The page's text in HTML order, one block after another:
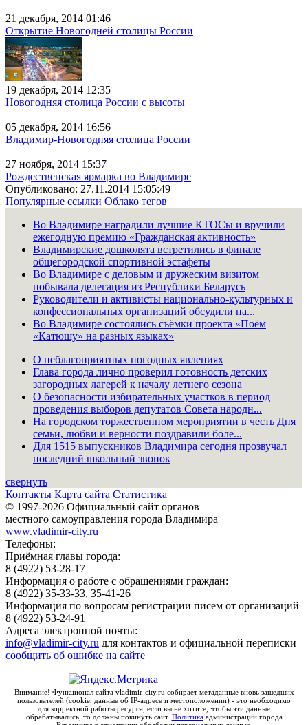
21 декабря, 2014 01:46
Открытие Новогодней столицы России
19 декабря, 2014 12:35
Новогодняя столица России с высоты
05 декабря, 2014 16:56
Владимир-Новогодняя столица России
27 ноября, 2014 15:37
Рождественская ярмарка во Владимире
Опубликовано: 27.11.2014 15:05:49
Популярные ссылки Облако тегов
Во Владимире наградили лучшие КТОСы и вручили
ежегодную премию «Гражданская активность»
Владимирские дошколята встретились в финале
общегородской спортивной эстафеты
Во Владимире с деловым и дружеским визитом
побывала делегация из Республики Беларусь
Руководители и активисты национально-культурных и
конфессиональных организаций обсудили на...
Во Владимире состоялись съёмки проекта «Поём
«Катюшу» на разных языках»
О неблагоприятных погодных явлениях
Глава города лично проверил готовность детских
загородных лагерей к началу летнего сезона
О безопасности избирательных участков в период
проведения выборов депутатов Совета народн...
На городском торжественном мероприятии в честь Дня
семьи, любви и верности поздравили боле...
Для 1515 выпускников Владимира сегодня прозвучал
последний школьный звонок
свернуть
Контакты Карта сайта Статистика
© 1997-2026 Официальный сайт органов
местного самоуправления города Владимира
www.vladimir-city.ru
Телефоны:
Приёмная главы города:
8 (4922) 53-28-17
Информация о работе с обращениями граждан:
8 (4922) 35-33-33, 35-41-26
Информация по вопросам регистрации писем от организаций
8 (4922) 53-24-91
Адреса электронной почты:
info@vladimir-city.ru для контактов и официальной переписки
сообщить об ошибке на сайте
Внимание! Функционал сайта vladimir-city.ru собирает метаданные вновь зашедших
пользователей (cookie, данные об IP-адресе и местоположении) - это необходимо
для корректной работы ресурса, если вы не хотите, чтобы эти данные
обрабатывались, то должны покинуть сайт. Политикаадминистрации города